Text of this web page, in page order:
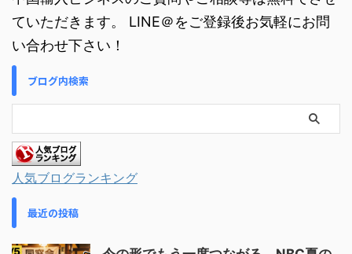
ていただきます。 LINE＠をご登録後お気軽にお問
い合わせ下さい！
ブログ内検索
人気ブログランキング
最近の投稿